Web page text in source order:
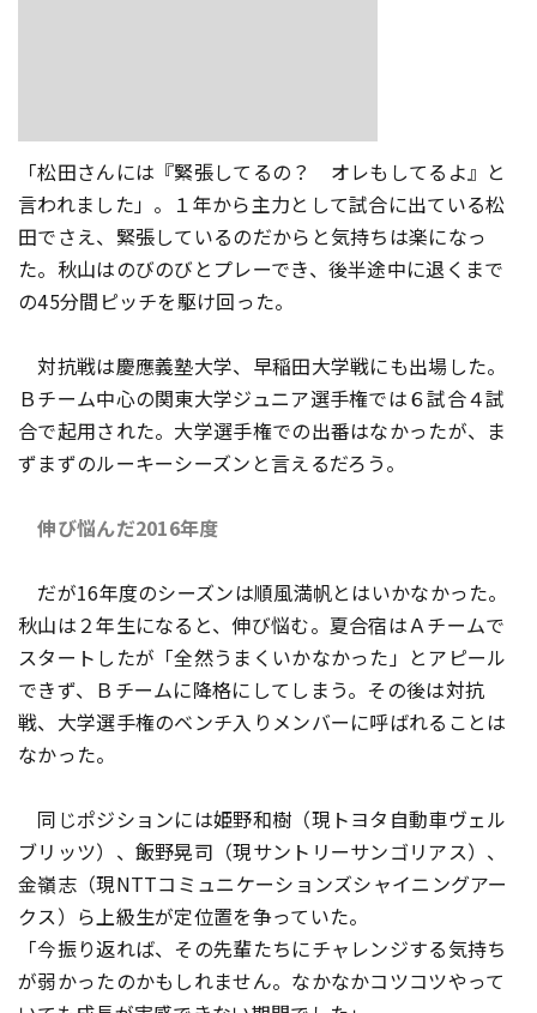
「松田さんには『緊張してるの？ オレもしてるよ』と
言われました」。１年から主力として試合に出ている松
田でさえ、緊張しているのだからと気持ちは楽になっ
た。秋山はのびのびとプレーでき、後半途中に退くまで
の45分間ピッチを駆け回った。
対抗戦は慶應義塾大学、早稲田大学戦にも出場した。
Ｂチーム中心の関東大学ジュニア選手権では６試合４試
合で起用された。大学選手権での出番はなかったが、ま
ずまずのルーキーシーズンと言えるだろう。
伸び悩んだ2016年度
だが16年度のシーズンは順風満帆とはいかなかった。
秋山は２年生になると、伸び悩む。夏合宿はＡチームで
スタートしたが「全然うまくいかなかった」とアピール
できず、Ｂチームに降格にしてしまう。その後は対抗
戦、大学選手権のベンチ入りメンバーに呼ばれることは
なかった。
同じポジションには姫野和樹（現トヨタ自動車ヴェル
ブリッツ）、飯野晃司（現サントリーサンゴリアス）、
金嶺志（現NTTコミュニケーションズシャイニングアー
クス）ら上級生が定位置を争っていた。
「今振り返れば、その先輩たちにチャレンジする気持ち
が弱かったのかもしれません。なかなかコツコツやって